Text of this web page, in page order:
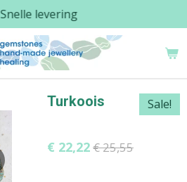
Snelle levering
Turkoois Sale!
€ 22,22€ 25,55